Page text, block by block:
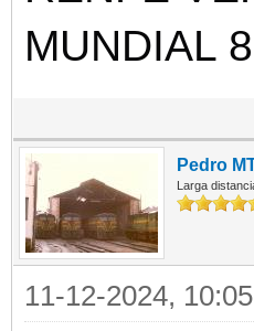
MUNDIAL
Pedro
Larga
11-12-2024, 10:05